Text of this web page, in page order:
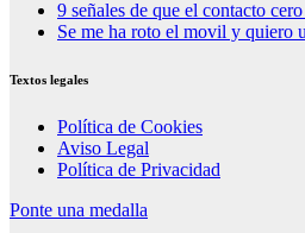
9 señales de que el contacto
Se me ha roto el movil y quiero
Textos legales
Política de Cookies
Aviso Legal
Política de Privacidad
Ponte una medalla